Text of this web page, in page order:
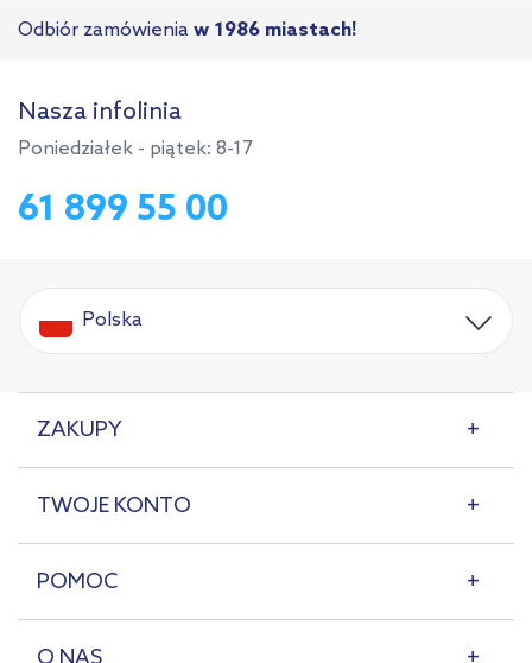
Odbiór zamówienia w 1986 miastach!
Nasza infolinia
Poniedziałek - piątek: 8-17
61 899 55 00
Polska
ZAKUPY
TWOJE KONTO
POMOC
O NAS